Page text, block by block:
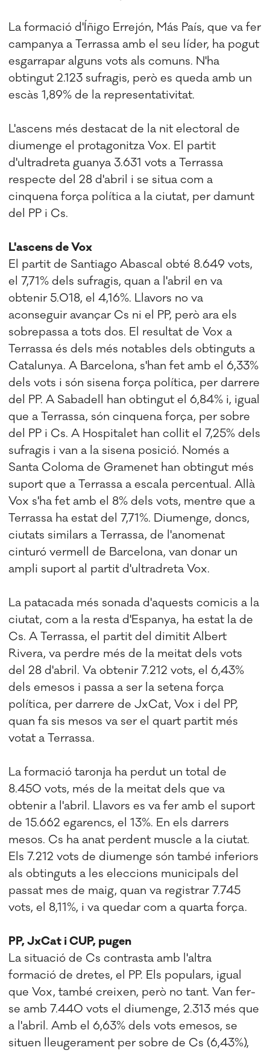
La formació d'Íñigo Errejón, Más País, que va fer
campanya a Terrassa amb el seu líder, ha pogut
esgarrapar alguns vots als comuns. N'ha
obtingut 2.123 sufragis, però es queda amb un
escàs 1,89% de la representativitat.
L'ascens més destacat de la nit electoral de
diumenge el protagonitza Vox. El partit
d'ultradreta guanya 3.631 vots a Terrassa
respecte del 28 d'abril i se situa com a
cinquena força política a la ciutat, per damunt
del PP i Cs.
L'ascens de Vox
El partit de Santiago Abascal obté 8.649 vots,
el 7,71% dels sufragis, quan a l'abril en va
obtenir 5.018, el 4,16%. Llavors no va
aconseguir avançar Cs ni el PP, però ara els
sobrepassa a tots dos. El resultat de Vox a
Terrassa és dels més notables dels obtinguts a
Catalunya. A Barcelona, s'han fet amb el 6,33%
dels vots i són sisena força política, per darrere
del PP. A Sabadell han obtingut el 6,84% i, igual
que a Terrassa, són cinquena força, per sobre
del PP i Cs. A Hospitalet han collit el 7,25% dels
sufragis i van a la sisena posició. Només a
Santa Coloma de Gramenet han obtingut més
suport que a Terrassa a escala percentual. Allà
Vox s'ha fet amb el 8% dels vots, mentre que a
Terrassa ha estat del 7,71%. Diumenge, doncs,
ciutats similars a Terrassa, de l'anomenat
cinturó vermell de Barcelona, van donar un
ampli suport al partit d'ultradreta Vox.
La patacada més sonada d'aquests comicis a la
ciutat, com a la resta d'Espanya, ha estat la de
Cs. A Terrassa, el partit del dimitit Albert
Rivera, va perdre més de la meitat dels vots
del 28 d'abril. Va obtenir 7.212 vots, el 6,43%
dels emesos i passa a ser la setena força
política, per darrere de JxCat, Vox i del PP,
quan fa sis mesos va ser el quart partit més
votat a Terrassa.
La formació taronja ha perdut un total de
8.450 vots, més de la meitat dels que va
obtenir a l'abril. Llavors es va fer amb el suport
de 15.662 egarencs, el 13%. En els darrers
mesos. Cs ha anat perdent muscle a la ciutat.
Els 7.212 vots de diumenge són també inferiors
als obtinguts a les eleccions municipals del
passat mes de maig, quan va registrar 7.745
vots, el 8,11%, i va quedar com a quarta força.
PP, JxCat i CUP, pugen
La situació de Cs contrasta amb l'altra
formació de dretes, el PP. Els populars, igual
que Vox, també creixen, però no tant. Van fer-
se amb 7.440 vots el diumenge, 2.313 més que
a l'abril. Amb el 6,63% dels vots emesos, se
situen lleugerament per sobre de Cs (6,43%),